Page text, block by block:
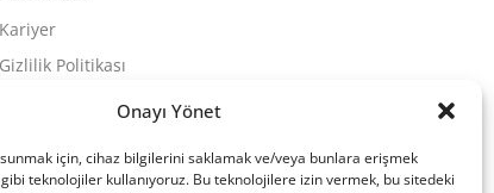
Onayı Yönet
için, cihaz bilgilerini saklamak ve/veya bunlara erişmek
teknolojiler kullanıyoruz. Bu teknolojilere izin vermek, bu sitedeki
Kariyer
Gizlilik Politikası